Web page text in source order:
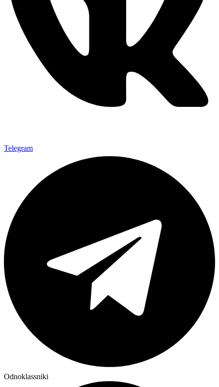
Telegram
Odnoklassniki